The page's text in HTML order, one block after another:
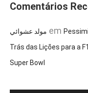
Comentários
مولد عشوائي em
Trás das Lições para a
Super Bowl